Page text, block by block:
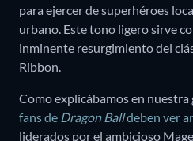
para ejercer de superhéroes
urbano. Este tono ligero sirve
inminente resurgimiento del
Ribbon.
Como explicábamos en nuestra
fans de Dragon Balldeben ver
liderados por el ambicioso